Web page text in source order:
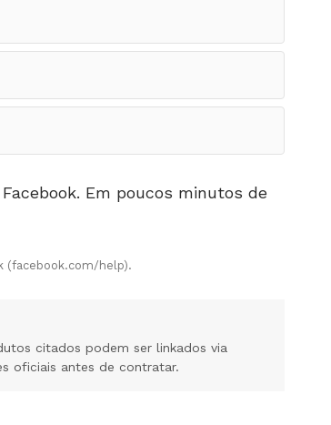
Em poucos minutos de
(facebook.com/help).
citados podem ser linkados via
oficiais antes de contratar.